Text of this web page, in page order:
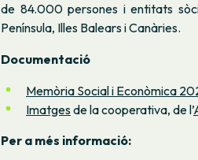
de 84.000 persones i entitats
Península, Illes Balears i Canàries.
Documentació
Memòria Social i Econòmica
Imatgesde la cooperativa, de l’
Per a més informació: